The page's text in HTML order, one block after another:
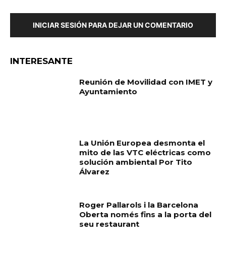
INICIAR SESIÓN PARA DEJAR UN COMENTARIO
INTERESANTE
Reunión de Movilidad con IMET y
Ayuntamiento
La Unión Europea desmonta el
mito de las VTC eléctricas como
solución ambiental Por Tito
Álvarez
Roger Pallarols i la Barcelona
Oberta només fins a la porta del
seu restaurant